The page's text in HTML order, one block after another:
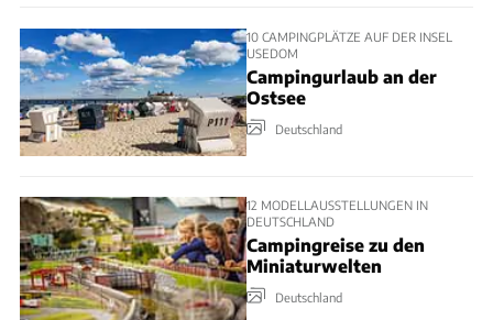
10 CAMPINGPLÄTZE AUF DER INSEL
USEDOM
Campingurlaub an der
Ostsee
Deutschland
12 MODELLAUSSTELLUNGEN IN
DEUTSCHLAND
Campingreise zu den
Miniaturwelten
Deutschland